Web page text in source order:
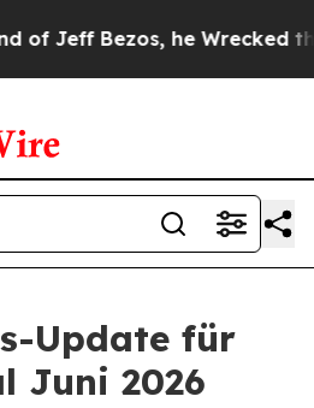
Bezos, he Wrecked the
Update für
Juni 2026